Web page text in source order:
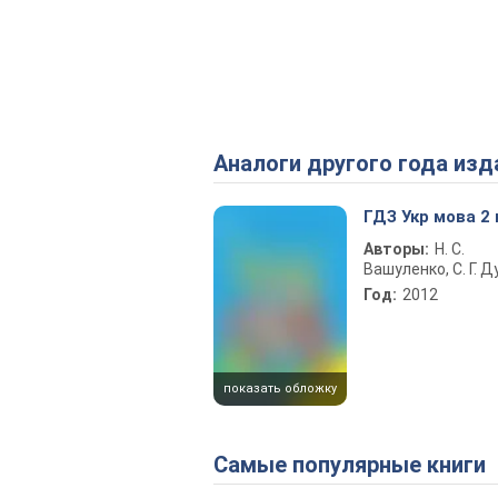
Аналоги другого года
показать обложку
ГДЗ Укр мова 2
Авторы: Н. С.
Вашуленко, С. Г.
Год: 2012
Самые популярные книги